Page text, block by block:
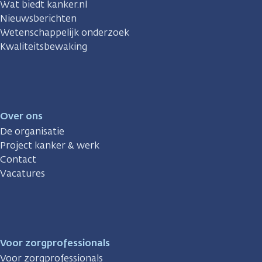
Wat biedt kanker.nl
Nieuwsberichten
Wetenschappelijk onderzoek
Kwaliteitsbewaking
Over ons
De organisatie
Project kanker & werk
Contact
Vacatures
Voor zorgprofessionals
Voor zorgprofessionals